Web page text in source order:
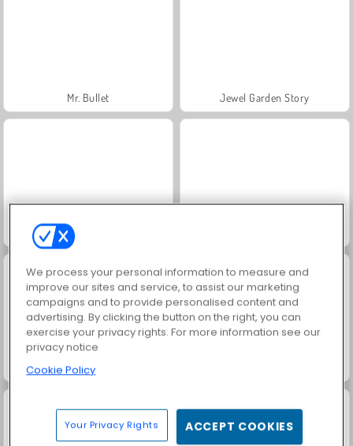
Mr. Bullet Jewel Garden Story
Trollface Quest: USA 2
Scala 40
We process your personal information to measure and
improve our sites and service, to assist our marketing
campaigns and to provide personalised content and
advertising. By clicking the button on the right, you can
exercise your privacy rights. For more information see our
privacy notice
Cookie Policy
Your Privacy Rights ACCEPT COOKIES